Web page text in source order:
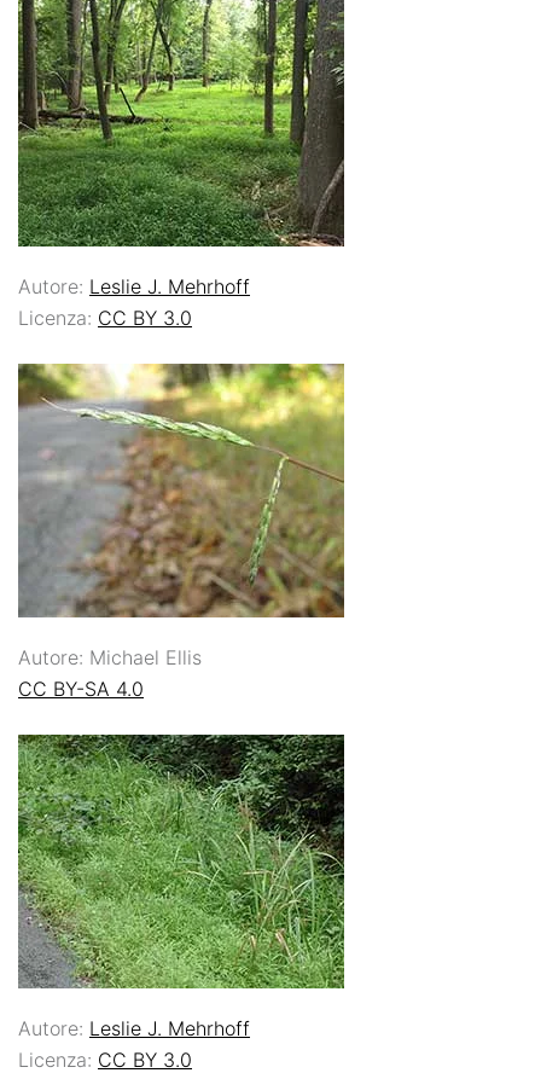
Autore: Leslie J. Mehrhoff
Licenza: CC BY 3.0
Autore: Michael Ellis
CC BY-SA 4.0
Autore: Leslie J. Mehrhoff
Licenza: CC BY 3.0